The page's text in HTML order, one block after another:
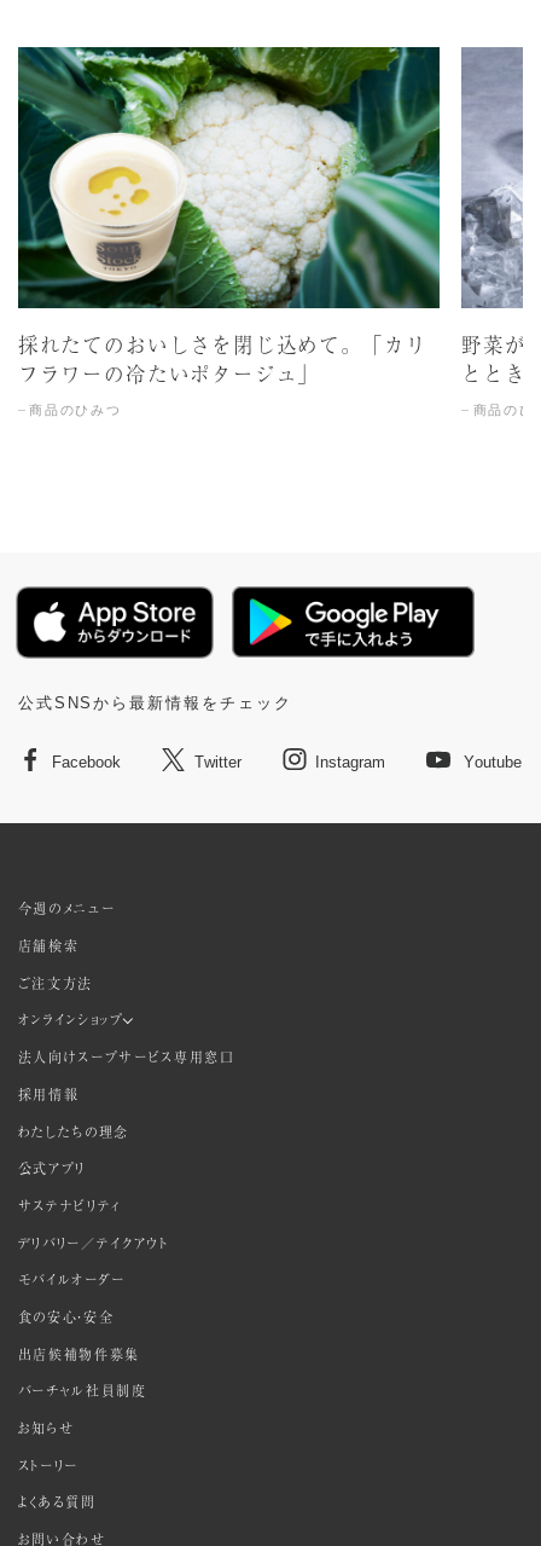
採れたてのおいしさを閉じ込めて。「カリ
フラワーの冷たいポタージュ」
商品のひみつ
野菜が
ととき
商品のひ
公式SNSから最新情報をチェック
Facebook Twitter Instagram Youtube
今週のメニュー
店舗検索
ご注文方法
オンラインショップ
法人向けスープサービス専用窓口
採用情報
わたしたちの理念
公式アプリ
サステナビリティ
デリバリー／テイクアウト
モバイルオーダー
食の安心・安全
出店候補物件募集
バーチャル社員制度
お知らせ
ストーリー
よくある質問
お問い合わせ